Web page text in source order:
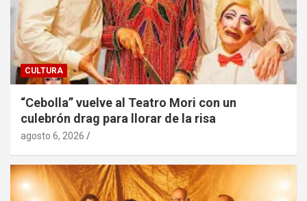
CULTURA
“Cebolla” vuelve al Teatro Mori con un
culebrón drag para llorar de la risa
agosto 6, 2026